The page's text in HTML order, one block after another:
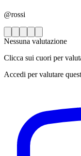
@rossi
Nessuna valutazione
Clicca sui cuori per
Accedi per valutare